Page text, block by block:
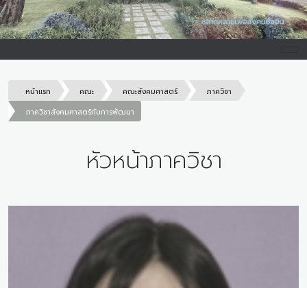
หน้าแรก คณะ คณะสังคมศาสตร์
ภาควิชา
ภาควิชาสังคมศาสตร์กับการพัฒนา
หัวหน้าภาควิชา